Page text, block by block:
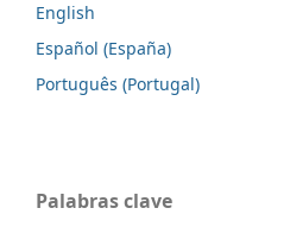
English
Español (España)
Português (Portugal)
Palabras clave